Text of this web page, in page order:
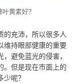
黄素好？
的充沛，所以很多人
维持眼部健康的重要
避免蓝光的侵害，
。但是现在市面上的
呢？